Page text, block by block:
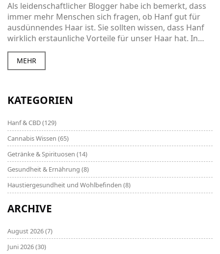
Als leidenschaftlicher Blogger habe ich bemerkt, dass
immer mehr Menschen sich fragen, ob Hanf gut für
ausdünnendes Haar ist. Sie sollten wissen, dass Hanf
wirklich erstaunliche Vorteile für unser Haar hat. In
diesem Artikel werden wir näher auf das Thema
eingehen und diskutieren, wie Hanf zur Verbesserung
der Haargesundheit beitragen kann. Lesen Sie weiter,
werdendem Haar zu finden.
MEHR
KATEGORIEN
Hanf & CBD(129)
Cannabis Wissen (65)
Getränke & Spirituosen (14)
Gesundheit & Ernährung (8)
Haustiergesundheit und Wohlbefinden (8)
ARCHIVE
August 2026(7)
Juni 2026(30)